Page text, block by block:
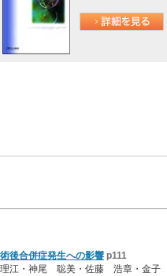
後合併症発生への影響 p111
江・神尾 聡美・佐藤 浩章・金子